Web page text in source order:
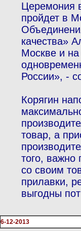
Церемония
пройдет в
качества»
Москве и на
России», -
Корягин
товар, а
того, важно
со своим
прилавки,
выгодны
6-12-2013